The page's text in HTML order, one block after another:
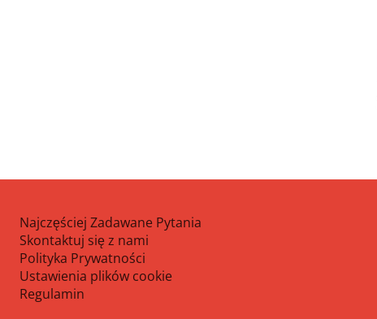
Najczęściej Zadawane Pytania
Skontaktuj się z nami
Polityka Prywatności
Ustawienia plików cookie
Regulamin